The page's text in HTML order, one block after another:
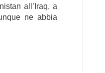
all’Iraq, a
ne abbia